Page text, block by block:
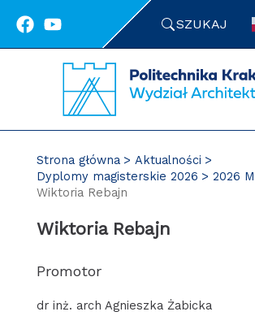
SZUKAJ
Strona główna
Aktualności
Dyplomy magisterskie 2026
2026
Wiktoria Rebajn
Wiktoria Rebajn
Promotor
dr inż. arch Agnieszka Żabicka